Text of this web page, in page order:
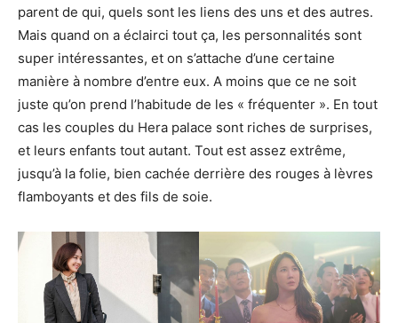
parent de qui, quels sont les liens des uns et des autres.
Mais quand on a éclairci tout ça, les personnalités sont
super intéressantes, et on s’attache d’une certaine
manière à nombre d’entre eux. A moins que ce ne soit
juste qu’on prend l’habitude de les « fréquenter ». En tout
cas les couples du Hera palace sont riches de surprises,
et leurs enfants tout autant. Tout est assez extrême,
jusqu’à la folie, bien cachée derrière des rouges à lèvres
flamboyants et des fils de soie.